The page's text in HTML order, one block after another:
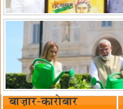
बाज़ार-कारोबार